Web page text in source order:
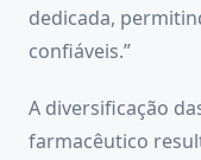
dedicada,
confiáveis.”
A diversificação
farmacêutico